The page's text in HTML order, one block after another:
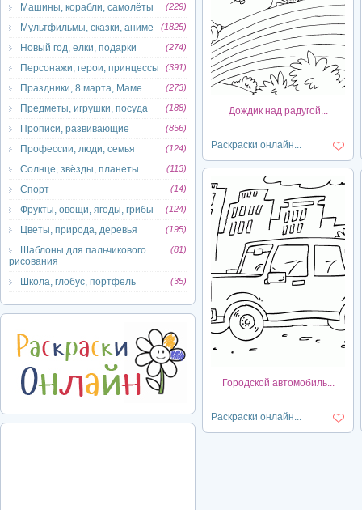
Машины, корабли, самолёты (229)
Мультфильмы, сказки, аниме (1825)
Новый год, елки, подарки (274)
Персонажи, герои, принцессы (391)
Праздники, 8 марта, Маме (273)
Предметы, игрушки, посуда (188)
Прописи, развивающие (856)
Профессии, люди, семья (124)
Солнце, звёзды, планеты (113)
Спорт (14)
Фрукты, овощи, ягоды, грибы (124)
Цветы, природа, деревья (195)
Шаблоны для пальчикового
рисования
(81)
Школа, глобус, портфель (35)
Дождик над радугой...
Раскраски онлайн...
Городской автомобиль...
Раскраски онлайн...